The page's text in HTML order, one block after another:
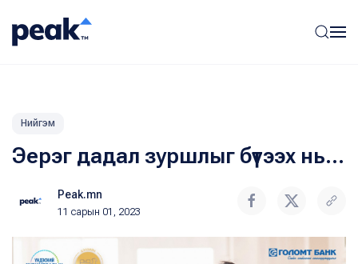
Нийгэм
Эерэг дадал зуршлыг бүтээх нь...
Peak.mn
11 сарын 01, 2023